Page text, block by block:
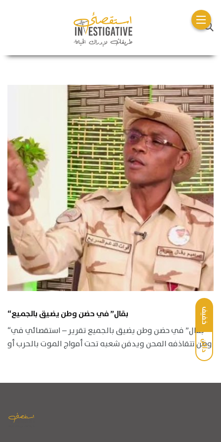
خفيف
داكن
“بقال” في حضن وطن يضيق بالجميع
“بقال” في حضن وطن يضيق بالجميع تقرير – استقصائي في
وطن تتقاذفه المحن ويدفن شعبه تحت أمواج الموت بالحرب أو